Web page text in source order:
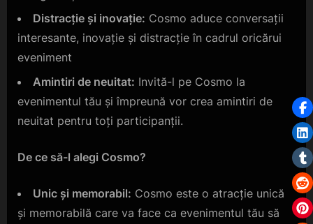
Distracție și inovație: Cosmo aduce conversații
interesante, inovație și distracție în cadrul oricărui
eveniment
Amintiri de neuitat: Invită-l pe Cosmo la
evenimentul tău și împreună vor crea amintiri de
neuitat pentru toți participanții.
De ce să-l alegi Cosmo?
Unic și memorabil: Cosmo este o atracție unică
și memorabilă care va face ca evenimentul tău să